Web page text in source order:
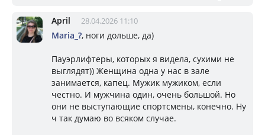
April 28.04.2026 11:10
Mariа_?, ноги дольше, да)
Пауэрлифтеры, которых я видела, сухими не
выглядят)) Женщина одна у нас в зале
занимается, капец. Мужик мужиком, если
честно. И мужчина один, очень большой. Но
они не выступающие спортсмены, конечно. Ну
ч так думаю во всяком случае.